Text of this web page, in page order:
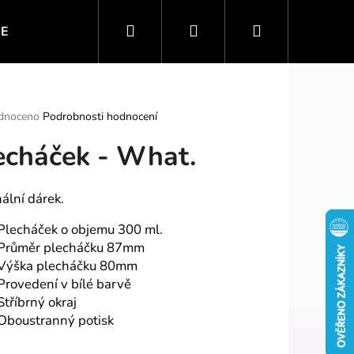
VTIPNÉ MOTIVY SPORT A ZÁBAVA
Hledat PřihlášeníNákupní
Podrobnosti hodnocení
- What.
dárek.
o objemu 300 ml.
plecháčku 87mm
plecháčku 80mm
v bílé barvě
okraj
potisk